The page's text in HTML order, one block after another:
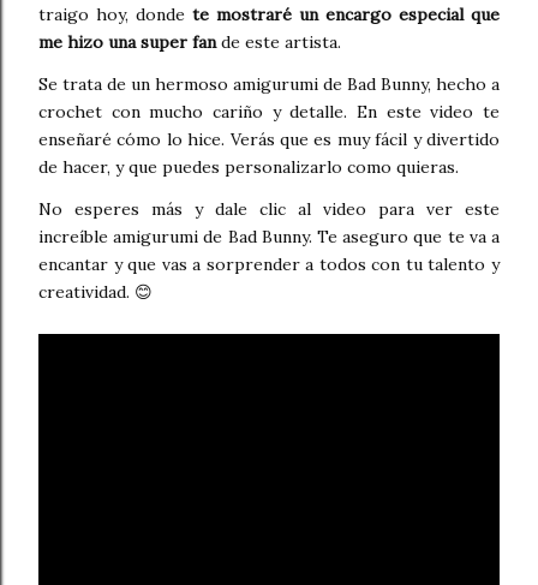
traigo hoy, donde te mostraré un encargo especial que
me hizo una super fande este artista.
Se trata de un hermoso amigurumi de Bad Bunny, hecho a
crochet con mucho cariño y detalle. En este video te
enseñaré cómo lo hice. Verás que es muy fácil y divertido
de hacer, y que puedes personalizarlo como quieras.
No esperes más y dale clic al video para ver este
increíble amigurumi de Bad Bunny. Te aseguro que te va a
encantar y que vas a sorprender a todos con tu talento y
creatividad. 😊